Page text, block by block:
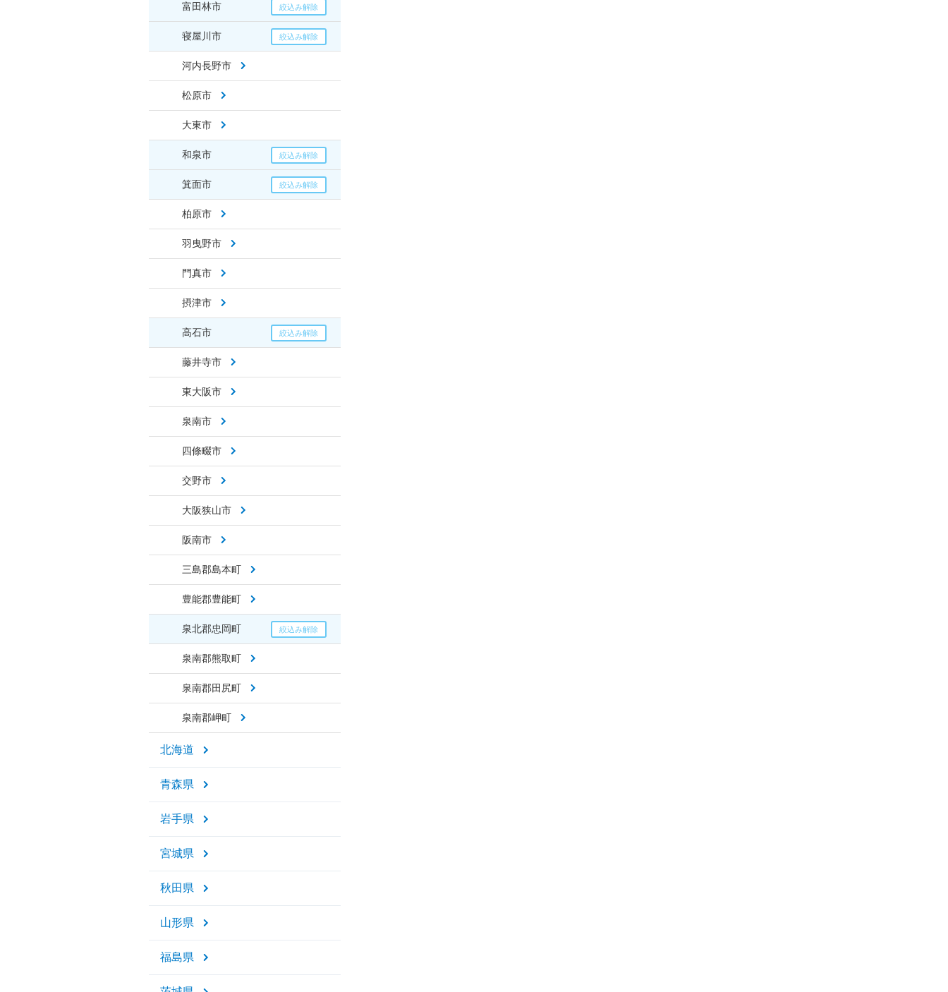
富田林市
寝屋川市
河内長野市
松原市
大東市
和泉市
箕面市
柏原市
羽曳野市
門真市
摂津市
高石市
藤井寺市
東大阪市
泉南市
四條畷市
交野市
大阪狭山市
阪南市
三島郡島本町
豊能郡豊能町
泉北郡忠岡町
泉南郡熊取町
泉南郡田尻町
泉南郡岬町
北海道
青森県
岩手県
宮城県
秋田県
山形県
福島県